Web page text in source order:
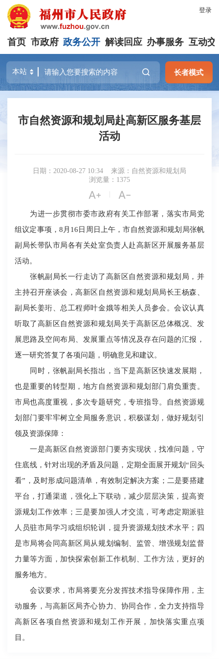
登录
首页 市政府 政务公开 解读回应 办事服务 互动交
长者模式
市自然资源和规划局赴高新区服务基层
活动
日期：2020-08-27 10:34
来源：自然资源和规划局
浏览量：1375
 | 
为进一步贯彻市委市政府有关工作部署，落实市局党
组议定事项，8月16日周日上午，市自然资源和规划局张帆
副局长带队市局各有关处室负责人赴高新区开展服务基层
活动。
张帆副局长一行走访了高新区自然资源和规划局，并
主持召开座谈会，高新区自然资源和规划局局长王杨森、
副局长姜珩、总工程师叶金娥等相关人员参会。会议认真
听取了高新区自然资源和规划局关于高新区总体概况、发
展思路及空间布局、发展重点等情况及存在问题的汇报，
逐一研究答复了各项问题，明确意见和建议。
同时，张帆副局长指出，当下是高新区快速发展期，
也是重要的转型期，地方自然资源和规划部门肩负重责。
市局也高度重视，多次专题研究，专班指导。自然资源规
划部门要牢牢树立全局服务意识，积极谋划，做好规划引
领及资源保障：
一是高新区自然资源部门要夯实现状，找准问题，守
住底线，针对出现的矛盾及问题，定期全面展开规划“回头
看”，及时形成问题清单，有效制定解决方案；二是要搭建
平台，打通渠道，强化上下联动，减少层层决策，提高资
源规划工作效率；三是要加强人才交流，可考虑定期派驻
人员驻市局学习或组织轮训，提升资源规划技术水平；四
是市局将会同高新区局从规划编制、监管、增强规划监督
力量等方面，加快探索创新工作机制、工作方法，更好的
服务地方。
会议要求，市局将要充分发挥技术指导保障作用，主
动服务，与高新区局齐心协力、协同合作，全力支持指导
高新区各项自然资源和规划工作开展，加快落实重点项
目。